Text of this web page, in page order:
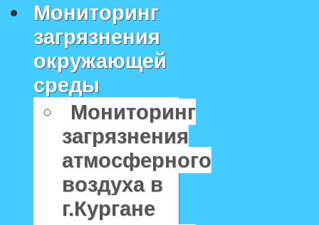
Мониторинг
загрязнения
окружающей
среды
Мониторинг
загрязнения
атмосферного
воздуха в
г.Кургане